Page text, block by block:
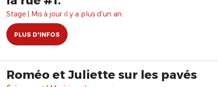
Stage | Mis à jour il y a plus d'un an.
PLUS D'INFOS
Roméo et Juliette sur les pavés